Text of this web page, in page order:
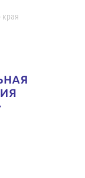
края